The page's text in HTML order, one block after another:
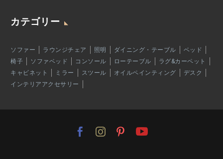
カテゴリー
ソファー ラウンジチェア 照明 ダイニング・テーブル
ベッド
椅子
ソファベッド コンソール ローテーブル
ラグ&カーペット
キャビネット
ミラー スツール オイルペインティング
デスク
インテリアアクセサリー